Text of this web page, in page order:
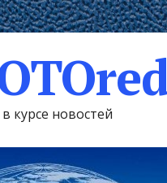
курсе новостей